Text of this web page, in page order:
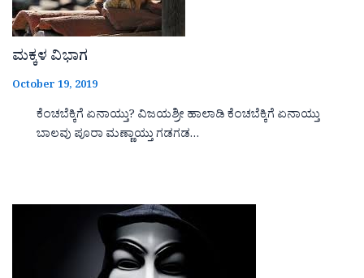
ಮಕ್ಕಳ ವಿಭಾಗ
October 19, 2019
ಕೆಂಚಬೆಕ್ಕಿಗೆ ಏನಾಯ್ತು? ವಿಜಯಶ್ರೀ ಹಾಲಾಡಿ ಕೆಂಚಬೆಕ್ಕಿಗೆ ಏನಾಯ್ತು
ಬಾಲವು ಪೂರಾ ಮಣ್ಣಾಯ್ತು ಗಡಗಡ…